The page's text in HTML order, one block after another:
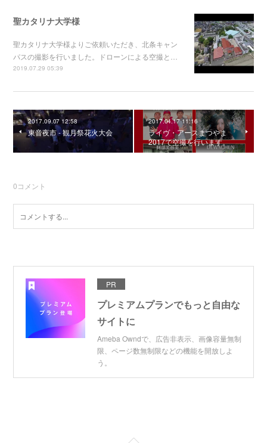
聖カタリナ大学様
聖カタリナ大学様よりご依頼いただき、北条キャン
パスの撮影を行いました。ドローンによる空撮と…
2019.07.29 05:39
2017.09.07 12:58
東音夜市 - 観月祭花火大会
2017.04.17 11:16
ライヴ・アースまつやま
2017で空撮を行います。
0コメント
PR
プレミアムプランでもっと自由な
サイトに
Ameba Owndで、広告非表示、画像容量無制
限、ページ数無制限などの機能を開放しよ
う。